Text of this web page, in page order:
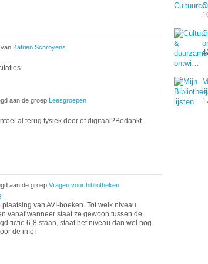
Katrien Schroyens
aan de groep Leesgroepen
al terug fysiek door of digitaal?Bedankt
aan de groep Vragen voor bibliotheken
van AVI-boeken. Tot welk niveau
vanaf wanneer staat ze gewoon tussen de
fictie 6-8 staan, staat het niveau dan wel nog
de info!